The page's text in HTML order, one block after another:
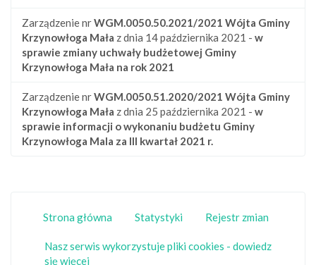
Zarządzenie nrWGM.0050.50.2021/2021 Wójta Gminy
Krzynowłoga Mała z dnia 14 października 2021 - w
sprawie zmiany uchwały budżetowej Gminy
Krzynowłoga Mała na rok 2021
Zarządzenie nrWGM.0050.51.2020/2021 Wójta Gminy
Krzynowłoga Mała z dnia 25 października 2021 - w
sprawie informacji o wykonaniu budżetu Gminy
Krzynowłoga Mala za III kwartał 2021 r.
Strona główna Statystyki Rejestr zmian
Nasz serwis wykorzystuje pliki cookies - dowiedz
się więcej